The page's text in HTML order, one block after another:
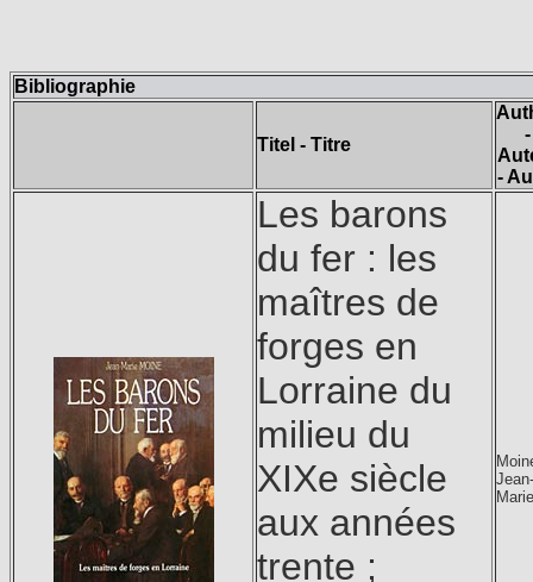
Bibliographie
Titel - Titre
-
-
Les barons
du fer : les
maîtres de
forges en
Lorraine du
milieu du
XIXe siècle
aux années
trente ;
Jean-
Marie